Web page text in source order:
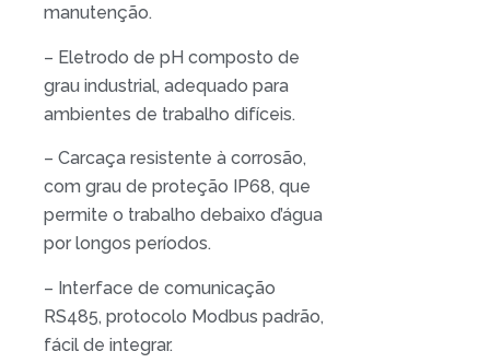
manutenção.
– Eletrodo de pH composto de
grau industrial, adequado para
ambientes de trabalho difíceis.
– Carcaça resistente à corrosão,
com grau de proteção IP68, que
permite o trabalho debaixo d’água
por longos períodos.
– Interface de comunicação
RS485, protocolo Modbus padrão,
fácil de integrar.